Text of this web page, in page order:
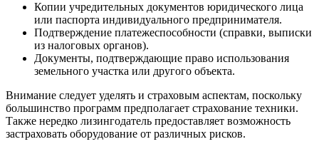
Копии учредительных документов юридического лица
или паспорта индивидуального предпринимателя.
Подтверждение платежеспособности (справки, выписки
из налоговых органов).
Документы, подтверждающие право использования
земельного участка или другого объекта.
Внимание следует уделять и страховым аспектам, поскольку
большинство программ предполагает страхование техники.
Также нередко лизингодатель предоставляет возможность
застраховать оборудование от различных рисков.